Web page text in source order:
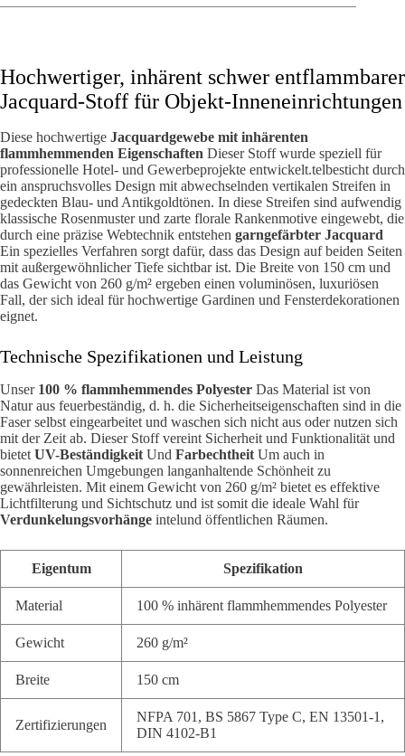
Hochwertiger, inhärent schwer entflammbarer
Jacquard-Stoff für Objekt-Inneneinrichtungen
Diese hochwertige Jacquardgewebe mit inhärenten
flammhemmenden Eigenschaften Dieser Stoff wurde speziell für
professionelle Hotel- und Gewerbeprojekte entwickelt.telbesticht durch
ein anspruchsvolles Design mit abwechselnden vertikalen Streifen in
gedeckten Blau- und Antikgoldtönen. In diese Streifen sind aufwendig
klassische Rosenmuster und zarte florale Rankenmotive eingewebt, die
durch eine präzise Webtechnik entstehen garngefärbter Jacquard
Ein spezielles Verfahren sorgt dafür, dass das Design auf beiden Seiten
mit außergewöhnlicher Tiefe sichtbar ist. Die Breite von 150 cm und
das Gewicht von 260 g/m² ergeben einen voluminösen, luxuriösen
Fall, der sich ideal für hochwertige Gardinen und Fensterdekorationen
eignet.
Technische Spezifikationen und Leistung
Unser 100 % flammhemmendes Polyester Das Material ist von
Natur aus feuerbeständig, d. h. die Sicherheitseigenschaften sind in die
Faser selbst eingearbeitet und waschen sich nicht aus oder nutzen sich
mit der Zeit ab. Dieser Stoff vereint Sicherheit und Funktionalität und
bietet UV-Beständigkeit Und Farbechtheit Um auch in
sonnenreichen Umgebungen langanhaltende Schönheit zu
gewährleisten. Mit einem Gewicht von 260 g/m² bietet es effektive
Lichtfilterung und Sichtschutz und ist somit die ideale Wahl für
Verdunkelungsvorhänge intelund öffentlichen Räumen.
Eigentum Spezifikation
Material 100 % inhärent flammhemmendes Polyester
Gewicht 260 g/m²
Breite 150 cm
Zertifizierungen
NFPA 701, BS 5867 Type C, EN 13501-1,
DIN 4102-B1